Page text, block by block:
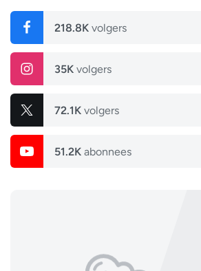
218.8K volgers
35K volgers
72.1K volgers
51.2K abonnees